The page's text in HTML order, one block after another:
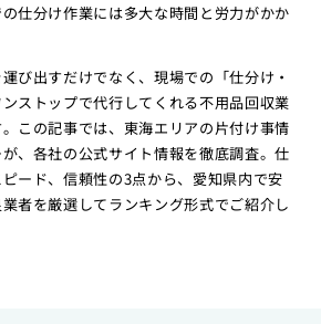
仕分け作業には多大な時間と労力がかか
び出すだけでなく、現場での「仕分け・
ストップで代行してくれる不用品回収業
この記事では、東海エリアの片付け事情
、各社の公式サイト情報を徹底調査。仕
ード、信頼性の3点から、愛知県内で安
者を厳選してランキング形式でご紹介し